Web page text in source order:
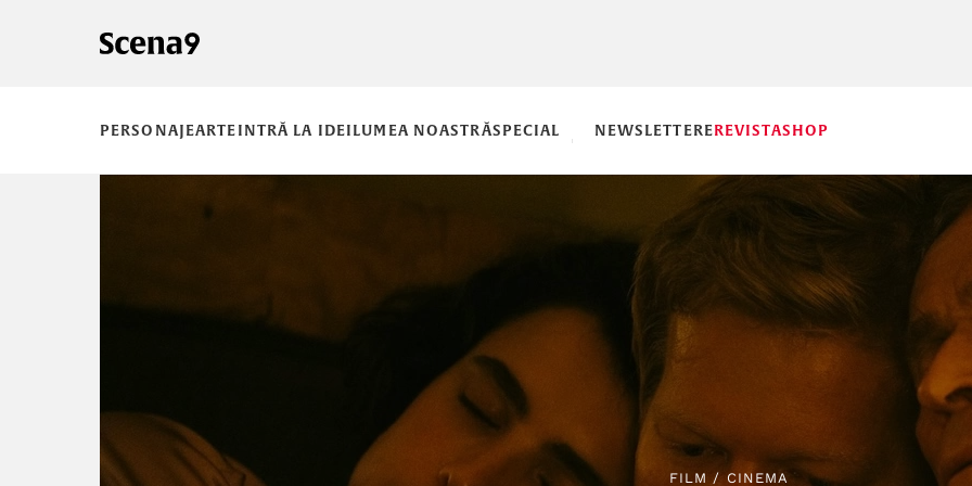
PERSONAJEARTEINTRĂ LA IDEILUMEA NOASTRĂSPECIAL NEWSLETTEREREVISTASHOP
FILM /CINEMA